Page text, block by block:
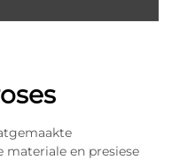
en presiese